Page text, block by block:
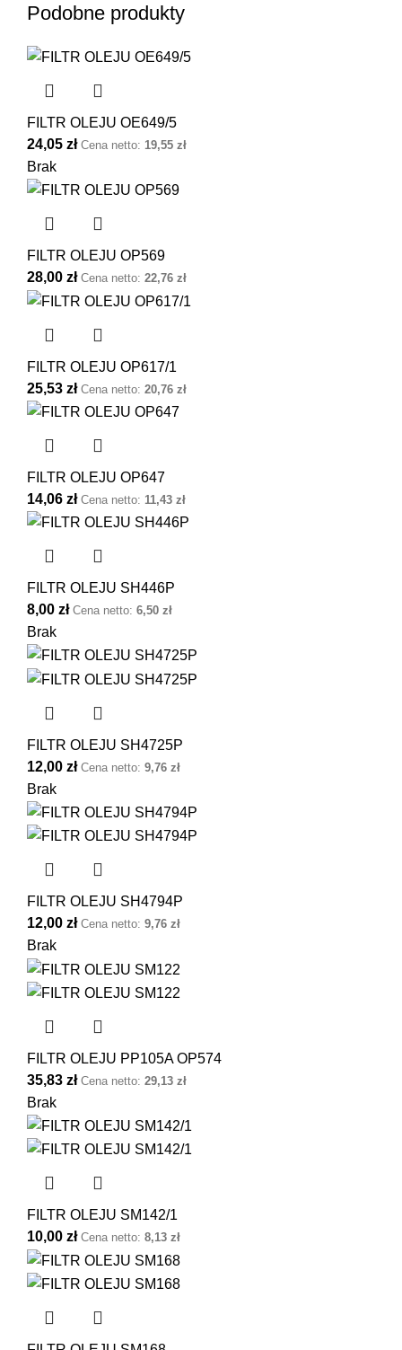
Podobne produkty
FILTR OLEJU OE649/5
24,05 zł Cena netto: 19,55 zł
Brak
FILTR OLEJU OP569
28,00 zł Cena netto: 22,76 zł
FILTR OLEJU OP617/1
25,53 zł Cena netto: 20,76 zł
FILTR OLEJU OP647
14,06 zł Cena netto: 11,43 zł
FILTR OLEJU SH446P
8,00 zł Cena netto: 6,50 zł
Brak
FILTR OLEJU SH4725P
12,00 zł Cena netto: 9,76 zł
Brak
FILTR OLEJU SH4794P
12,00 zł Cena netto: 9,76 zł
Brak
FILTR OLEJU PP105A OP574
35,83 zł Cena netto: 29,13 zł
Brak
FILTR OLEJU SM142/1
10,00 zł Cena netto: 8,13 zł